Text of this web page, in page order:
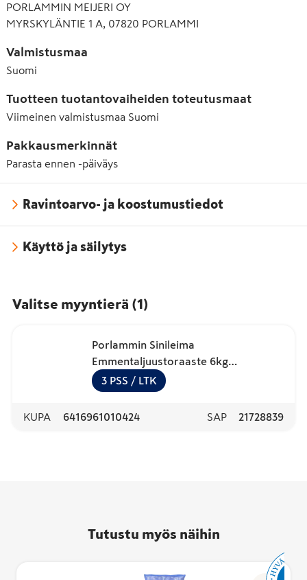
PORLAMMIN MEIJERI OY
MYRSKYLÄNTIE 1 A, 07820 PORLAMMI
Valmistusmaa
Suomi
Tuotteen tuotantovaiheiden toteutusmaat
Viimeinen valmistusmaa Suomi
Pakkausmerkinnät
Parasta ennen -päiväys
Ravintoarvo- ja koostumustiedot
Käyttö ja säilytys
Valitse myyntierä (1)
Porlammin Sinileima
Emmentaljuustoraaste 6kg
laktoositon
3 PSS / LTK
KUPA 6416961010424 SAP 21728839
Tutustu myös näihin